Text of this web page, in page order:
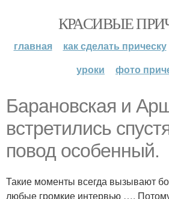
КРАСИВЫЕ
главная как сделать прическу
уроки
фото
Барановская и
встретились
повод особенный.
Такие моменты всегда вызывают
любые громкие интервью ….